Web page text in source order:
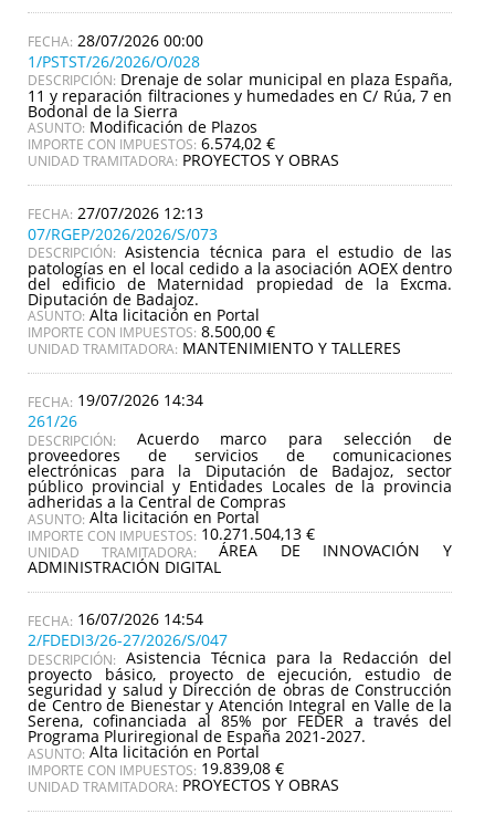
28/07/2026 00:00
1/PSTST/26/2026/O/028
DESCRIPCIÓN: Drenaje de solar municipal en plaza España,
11 y reparación filtraciones y humedades en C/ Rúa, 7 en
Bodonal de la Sierra
ASUNTO: Modificación de Plazos
IMPORTE CON IMPUESTOS: 6.574,02 €
UNIDAD TRAMITADORA: PROYECTOS Y OBRAS
27/07/2026 12:13
07/RGEP/2026/2026/S/073
DESCRIPCIÓN: Asistencia técnica para el estudio de las
patologías en el local cedido a la asociación AOEX dentro
del edificio de Maternidad propiedad de la Excma.
Diputación de Badajoz.
ASUNTO: Alta licitación en Portal
IMPORTE CON IMPUESTOS: 8.500,00 €
UNIDAD TRAMITADORA: MANTENIMIENTO Y TALLERES
19/07/2026 14:34
261/26
DESCRIPCIÓN: Acuerdo marco para selección de
proveedores de servicios de comunicaciones
electrónicas para la Diputación de Badajoz, sector
público provincial y Entidades Locales de la provincia
adheridas a la Central de Compras
ASUNTO: Alta licitación en Portal
IMPORTE CON IMPUESTOS: 10.271.504,13 €
UNIDAD TRAMITADORA: ÁREA DE INNOVACIÓN Y
ADMINISTRACIÓN DIGITAL
16/07/2026 14:54
2/FDEDI3/26-27/2026/S/047
DESCRIPCIÓN: Asistencia Técnica para la Redacción del
proyecto básico, proyecto de ejecución, estudio de
seguridad y salud y Dirección de obras de Construcción
de Centro de Bienestar y Atención Integral en Valle de la
Serena, cofinanciada al 85% por FEDER a través del
Programa Pluriregional de España 2021-2027.
ASUNTO: Alta licitación en Portal
IMPORTE CON IMPUESTOS: 19.839,08 €
UNIDAD TRAMITADORA: PROYECTOS Y OBRAS